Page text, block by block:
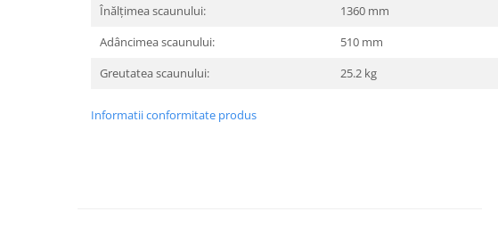
Televizoare & accesorii
Multiboard & Accessorii
Foto & Video
Înălțimea scaunului:
1360 mm
Adâncimea scaunului:
510 mm
Greutatea scaunului:
25.2 kg
Informatii conformitate produs